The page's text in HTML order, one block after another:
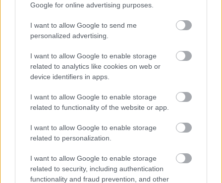
Google for online advertising purposes.
I want to allow Google to send me
personalized advertising.
I want to allow Google to enable storage
related to analytics like cookies on web or
device identifiers in apps.
I want to allow Google to enable storage
related to functionality of the website or app.
I want to allow Google to enable storage
related to personalization.
I want to allow Google to enable storage
related to security, including authentication
functionality and fraud prevention, and other